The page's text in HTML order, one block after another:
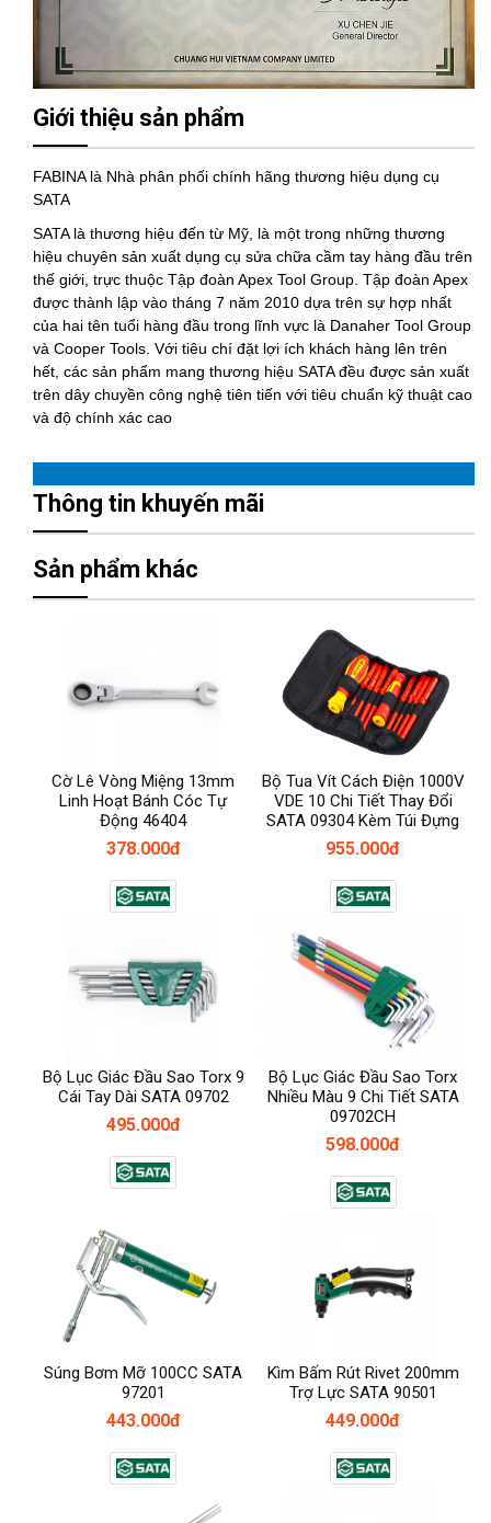
Giới thiệu sản phẩm
FABINA là Nhà phân phối chính hãng thương hiệu dụng cụ
SATA
SATA là thương hiệu đến từ Mỹ, là một trong những thương
hiệu chuyên sản xuất dụng cụ sửa chữa cầm tay hàng đầu trên
thế giới, trực thuộc Tập đoàn Apex Tool Group. Tập đoàn Apex
được thành lập vào tháng 7 năm 2010 dựa trên sự hợp nhất
của hai tên tuổi hàng đầu trong lĩnh vực là Danaher Tool Group
và Cooper Tools. Với tiêu chí đặt lợi ích khách hàng lên trên
hết, các sản phẩm mang thương hiệu SATA đều được sản xuất
trên dây chuyền công nghệ tiên tiến với tiêu chuẩn kỹ thuật cao
và độ chính xác cao
Thông tin khuyến mãi
Sản phẩm khác
Cờ Lê Vòng Miệng 13mm
Linh Hoạt Bánh Cóc Tự
Động 46404
378.000đ
Bộ Tua Vít Cách Điện 1000V
VDE 10 Chi Tiết Thay Đổi
SATA 09304 Kèm Túi Đựng
955.000đ
Bộ Lục Giác Đầu Sao Torx 9
Cái Tay Dài SATA 09702
495.000đ
Bộ Lục Giác Đầu Sao Torx
Nhiều Màu 9 Chi Tiết SATA
09702CH
598.000đ
Súng Bơm Mỡ 100CC SATA
97201
443.000đ
Kìm Bấm Rút Rivet 200mm
Trợ Lực SATA 90501
449.000đ